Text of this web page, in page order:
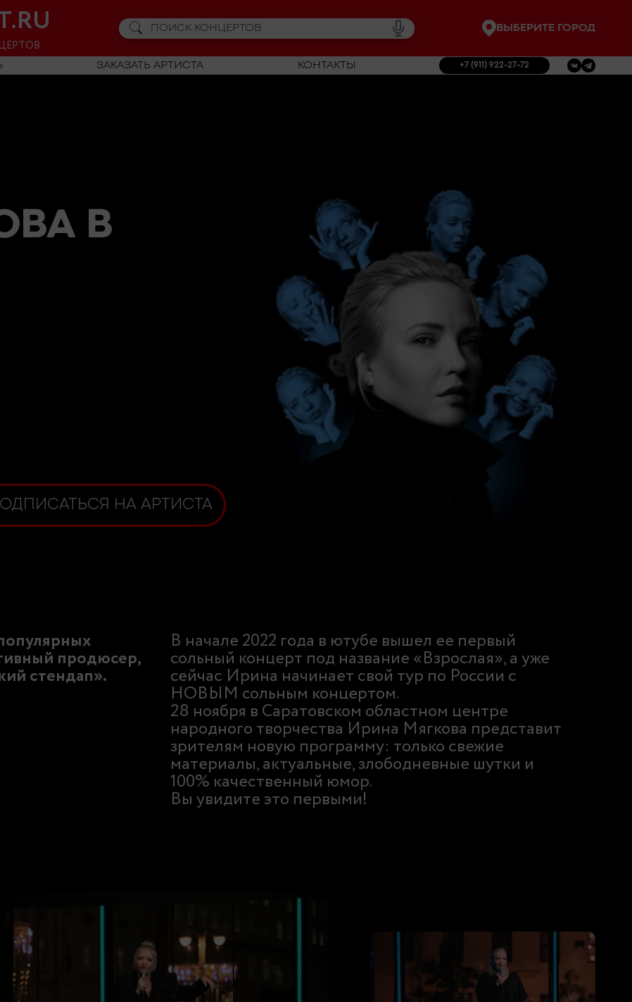
ВЫБЕРИТЕ ГОРОД
ЗАКАЗАТЬ АРТИСТА КОНТАКТЫ +7 (911) 922-27-72
В
НА АРТИСТА
продюсер,
стендап».
В начале 2022 года в ютубе вышел ее первый
сольный концерт под название «Взрослая», а уже
сейчас Ирина начинает свой тур по России с
НОВЫМ сольным концертом.
28 ноября в Саратовском областном центре
народного творчества Ирина Мягкова представит
зрителям новую программу: только свежие
материалы, актуальные, злободневные шутки и
100% качественный юмор.
Вы увидите это первыми!